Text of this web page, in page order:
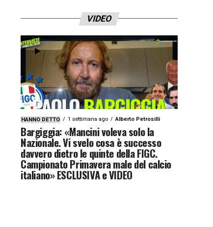
VIDEO
HANNO DETTO 1 settimana ago Alberto Petrosilli
Bargiggia: «Mancini voleva solo la
Nazionale. Vi svelo cosa è successo
davvero dietro le quinte della FIGC.
Campionato Primavera male del calcio
italiano» ESCLUSIVA e VIDEO